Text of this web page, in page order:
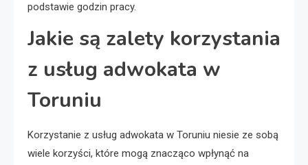
podstawie godzin pracy.
Jakie są zalety korzystania
z usług adwokata w
Toruniu
Korzystanie z usług adwokata w Toruniu niesie ze sobą
wiele korzyści, które mogą znacząco wpłynąć na